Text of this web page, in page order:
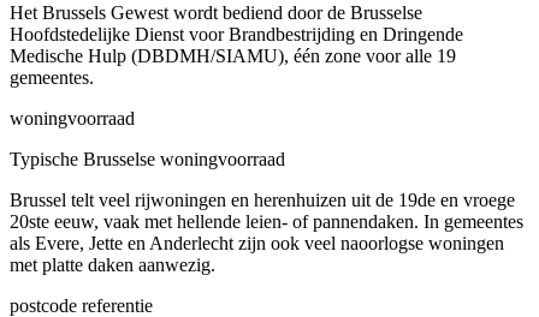
Het Brussels Gewest wordt bediend door de Brusselse
Hoofdstedelijke Dienst voor Brandbestrijding en Dringende
Medische Hulp (DBDMH/SIAMU), één zone voor alle 19
gemeentes.
woningvoorraad
Typische Brusselse woningvoorraad
Brussel telt veel rijwoningen en herenhuizen uit de 19de en vroege
20ste eeuw, vaak met hellende leien- of pannendaken. In gemeentes
als Evere, Jette en Anderlecht zijn ook veel naoorlogse woningen
met platte daken aanwezig.
postcode referentie